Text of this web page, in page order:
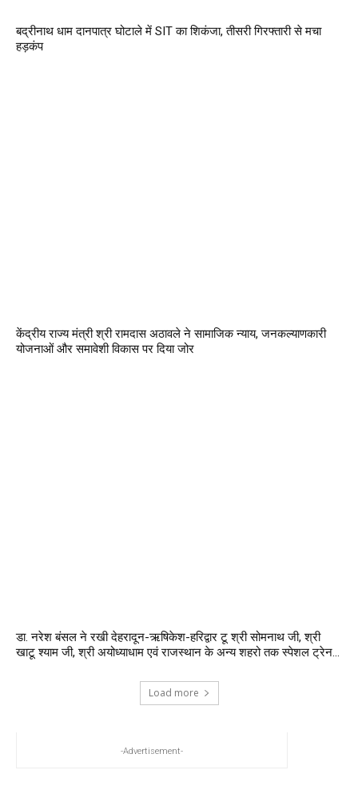
बद्रीनाथ धाम दानपात्र घोटाले में SIT का शिकंजा, तीसरी गिरफ्तारी से मचा
हड़कंप
केंद्रीय राज्य मंत्री श्री रामदास अठावले ने सामाजिक न्याय, जनकल्याणकारी
योजनाओं और समावेशी विकास पर दिया जोर
डा. नरेश बंसल ने रखी देहरादून-ऋषिकेश-हरिद्वार टू श्री सोमनाथ जी, श्री
खाटू श्याम जी, श्री अयोध्याधाम एवं राजस्थान के अन्य शहरो तक स्पेशल ट्रेन...
Load more
-Advertisement-